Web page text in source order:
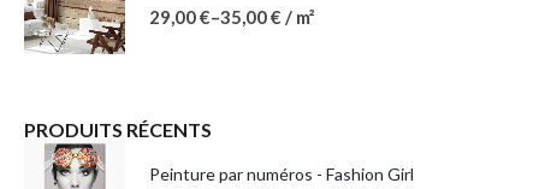
29,00€–35,00€ / m²
PRODUITS RÉCENTS
Peinture par numéros - Fashion Girl